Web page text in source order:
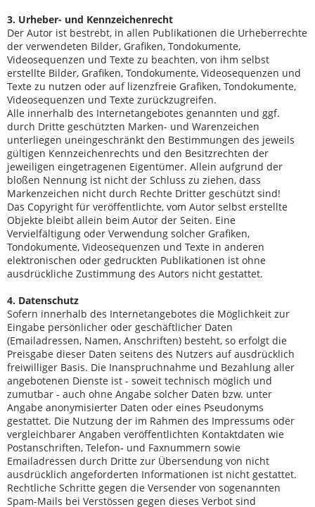
3. Urheber- und Kennzeichenrecht
Der Autor ist bestrebt, in allen Publikationen die Urheberrechte
der verwendeten Bilder, Grafiken, Tondokumente,
Videosequenzen und Texte zu beachten, von ihm selbst
erstellte Bilder, Grafiken, Tondokumente, Videosequenzen und
Texte zu nutzen oder auf lizenzfreie Grafiken, Tondokumente,
Videosequenzen und Texte zurückzugreifen.
Alle innerhalb des Internetangebotes genannten und ggf.
durch Dritte geschützten Marken- und Warenzeichen
unterliegen uneingeschränkt den Bestimmungen des jeweils
gültigen Kennzeichenrechts und den Besitzrechten der
jeweiligen eingetragenen Eigentümer. Allein aufgrund der
bloßen Nennung ist nicht der Schluss zu ziehen, dass
Markenzeichen nicht durch Rechte Dritter geschützt sind!
Das Copyright für veröffentlichte, vom Autor selbst erstellte
Objekte bleibt allein beim Autor der Seiten. Eine
Vervielfältigung oder Verwendung solcher Grafiken,
Tondokumente, Videosequenzen und Texte in anderen
elektronischen oder gedruckten Publikationen ist ohne
ausdrückliche Zustimmung des Autors nicht gestattet.
4. Datenschutz
Sofern innerhalb des Internetangebotes die Möglichkeit zur
Eingabe persönlicher oder geschäftlicher Daten
(Emailadressen, Namen, Anschriften) besteht, so erfolgt die
Preisgabe dieser Daten seitens des Nutzers auf ausdrücklich
freiwilliger Basis. Die Inanspruchnahme und Bezahlung aller
angebotenen Dienste ist - soweit technisch möglich und
zumutbar - auch ohne Angabe solcher Daten bzw. unter
Angabe anonymisierter Daten oder eines Pseudonyms
gestattet. Die Nutzung der im Rahmen des Impressums oder
vergleichbarer Angaben veröffentlichten Kontaktdaten wie
Postanschriften, Telefon- und Faxnummern sowie
Emailadressen durch Dritte zur Übersendung von nicht
ausdrücklich angeforderten Informationen ist nicht gestattet.
Rechtliche Schritte gegen die Versender von sogenannten
Spam-Mails bei Verstössen gegen dieses Verbot sind